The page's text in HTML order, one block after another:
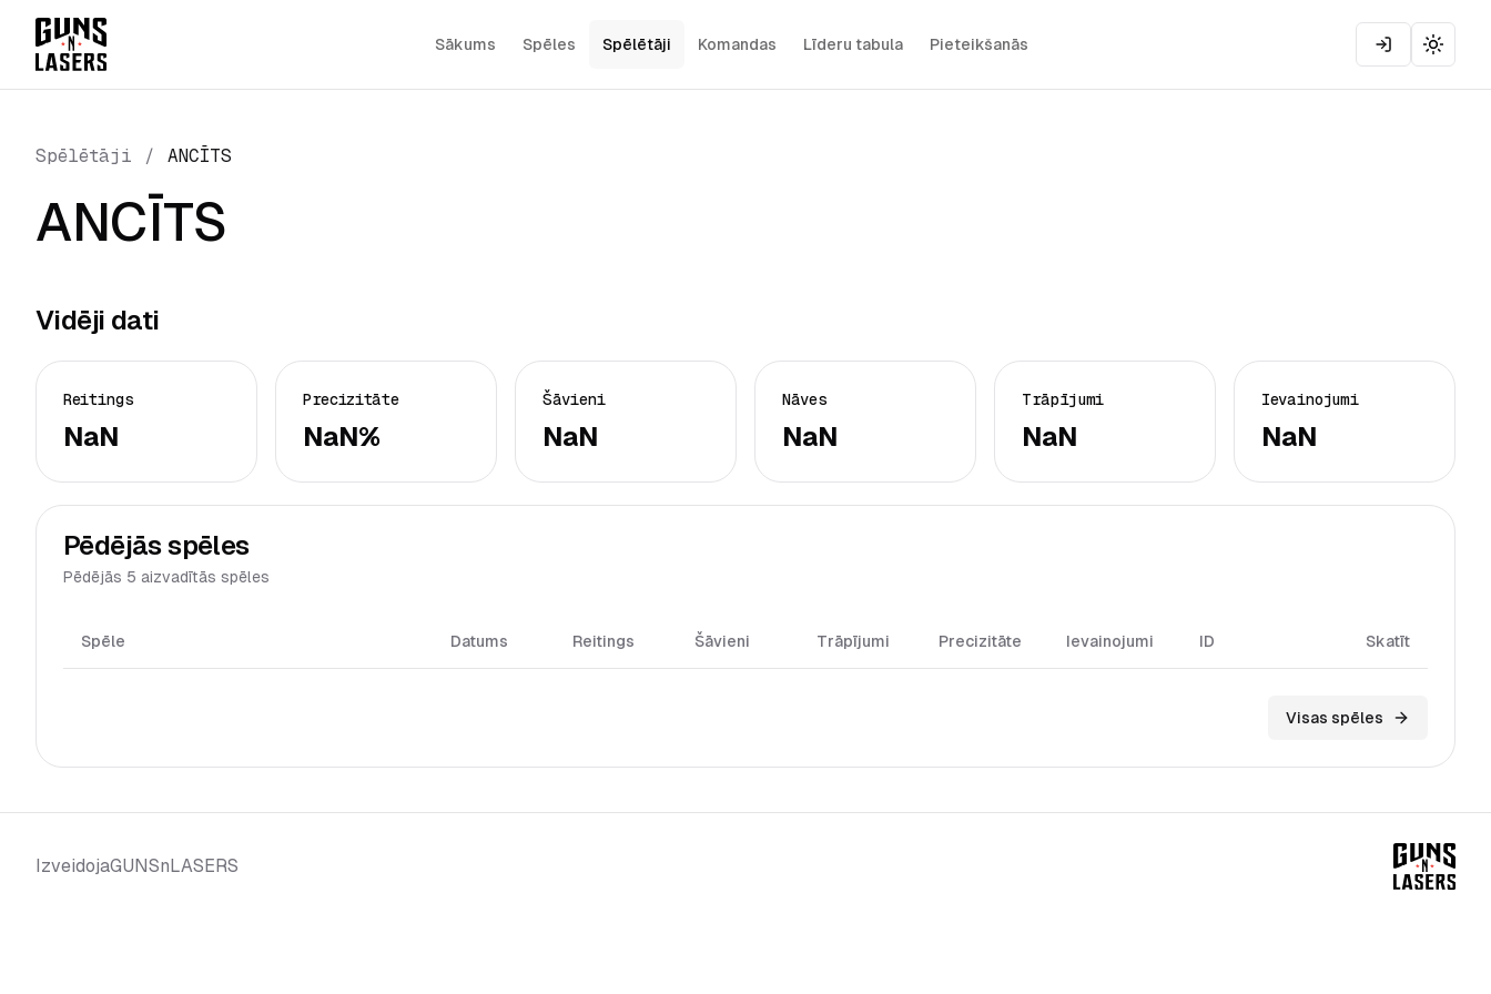
Sākums Spēles Spēlētāji Komandas Līderu tabula Pieteikšanās
Toggle
Spēlētāji / ANCĪTS
ANCĪTS
Vidēji dati
Reitings
NaN
Precizitāte
NaN%
Šāvieni
NaN
Nāves
NaN
Trāpījumi
NaN
Ievainojumi
NaN
Pēdējās spēles
Pēdējās 5 aizvadītās spēles
Spēle Datums Reitings Šāvieni Trāpījumi Precizitāte Ievainojumi ID Skatīt
Visas spēles
IzveidojaGUNSnLASERS